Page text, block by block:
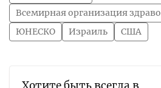
Всемирная организация
ЮНЕСКО
Израиль США